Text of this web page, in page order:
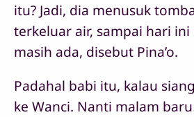
itu? Jadi, dia menusuk
terkeluar air, sampai hari
masih ada, disebut Pina’o.
Padahal babi itu, kalau
ke Wanci. Nanti malam